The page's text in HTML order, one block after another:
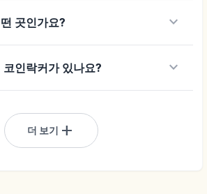
곳인가요? keyboard_arrow_down
인락커가 있나요? keyboard_arrow_down
더 보기 add